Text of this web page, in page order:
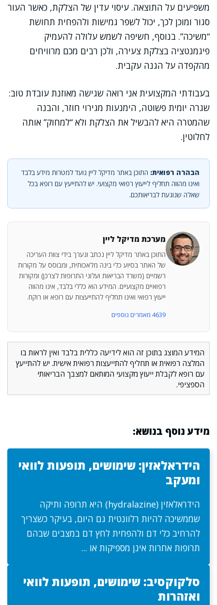
משפיעים על התוצאה. עיסוי עדין של הצלקת, כאשר העור
סגור ומוכן לכך, יכול לשפר גמישות ולהפחית תחושת
“משיכה”. בנוסף, חשיפה לשמש עלולה להעמיק
פיגמנטציה בצלקת צעירה, ולכן רבים מכם מרוויחים
מהקפדה על הגנה עקבית.
בעבודתי המקצועית אני רואה שגישה מאוזנת עובדת טוב:
שגרה יומית פשוטה, הימנעות מגירוי חוזר, והבנה
שהמטרה היא להבשיל את הצלקת ולא “למחוק” אותה
לחלוטין.
הבהרה רפואית: התוכן באתר מדיקל ליין נועד למטרות מידע בלבד
ואינו מהווה תחליף לייעוץ רפואי מקצועי. יש להתייעץ עם רופא בכל
שאלה שנוגעת לבריאותכם.
מערכת מדיקל ליין
התוכן באתר מדיקל ליין נכתב ונערך בידי צוות העריכה
של האתר בסיוע כלי בינה מלאכותית, ומבוסס על מקורות
רשמיים (משרד הבריאות ועלוני התרופות לצרכן) ומקורות
רפואיים מקצועיים. המידע הוא כללי בלבד, אינו מהווה
ייעוץ רפואי ואינו תחליף להתייעצות עם רופא או רוקח.
4639 מאמרים נוספים
המידע המוצג בתוכן זה הוא לידיעה כללית בלבד ואין לראות בו
המלצה רפואית או תחליף להתייעצות רפואית אישית. יש להתייעץ
עם רופא לקבלת ייעוץ מקצועי המותאם למצבך הבריאותי
הספציפי.
מידע נוסף בנושא:
הידראלאזין: שימושים, תופעות לוואי
ומעקב
הידראלאזין (hydralazine) היא תרופה ותיקה
שממשיכה להיות רלוונטית גם היום, בעיקר כשצריך
להרחיב כלי דם ולהפחית לחץ דם במצבים שבהם
תרופות אחרות אינן מספיקות או ...
סלקוקסיב: שימושים, תופעות לוואי
ואזהרות